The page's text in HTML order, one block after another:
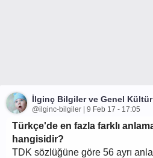
İlginç Bilgiler ve Genel Kültür
@ilginc-bilgiler | 9 Feb 17 - 17:05
Türkçe'de en fazla farklı
hangisidir?
TDK sözlüğüne göre 56 ayrı